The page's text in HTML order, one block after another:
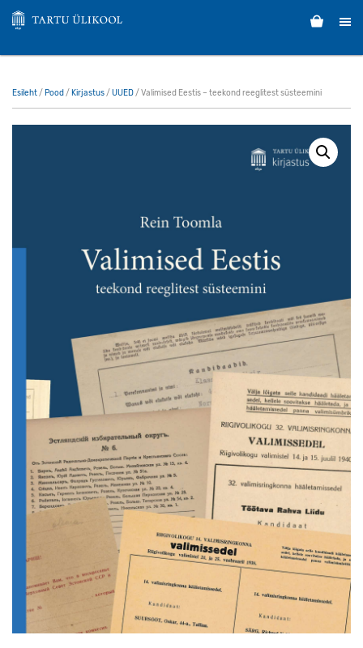
Esileht/ Pood / Kirjastus/ UUED/ Valimised Eestis – teekond reeglitest süsteemini